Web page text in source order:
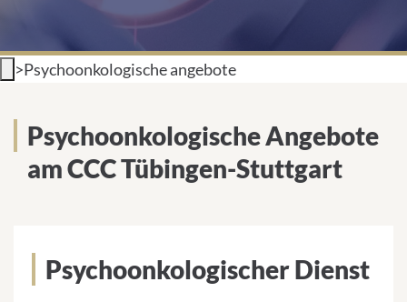
INTERNATIONALE PATIENTEN
LEICHTE SPRACHE
>Psychoonkologische angebote
Psychoonkologische Angebote
am CCC Tübingen-Stuttgart
Psychoonkologischer Dienst